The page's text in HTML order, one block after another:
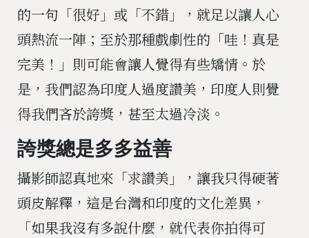
的一句「很好」或「不錯」，就足以讓人心
頭熱流一陣；至於那種戲劇性的「哇！真是
完美！」則可能會讓人覺得有些矯情。於
是，我們認為印度人過度讚美，印度人則覺
得我們吝於誇獎，甚至太過冷淡。
誇獎總是多多益善
攝影師認真地來「求讚美」，讓我只得硬著
頭皮解釋，這是台灣和印度的文化差異，
「如果我沒有多說什麼，就代表你拍得可